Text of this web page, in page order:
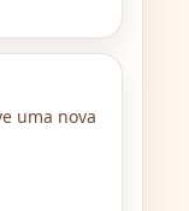
uma nova